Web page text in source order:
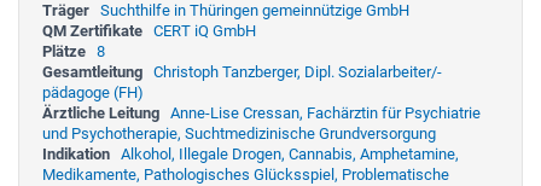
Träger Suchthilfe in Thüringen gemeinnützige GmbH
QM Zertifikate CERT iQ GmbH
Plätze 8
Gesamtleitung Christoph Tanzberger, Dipl. Sozialarbeiter/-
pädagoge (FH)
Ärztliche Leitung Anne-Lise Cressan, Fachärztin für Psychiatrie
und Psychotherapie, Suchtmedizinische Grundversorgung
Indikation Alkohol, Illegale Drogen, Cannabis, Amphetamine,
Medikamente, Pathologisches Glücksspiel, Problematische